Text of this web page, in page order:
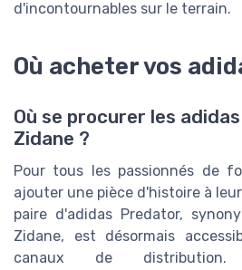
d'incontournables sur le terrain.
Où acheter vos
Où se procurer les
Zidane ?
Pour tous les passionnés de
ajouter une pièce d'histoire à
paire d'adidas Predator,
Zidane, est désormais
canaux de distribution.